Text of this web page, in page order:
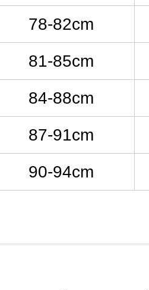
78-82cm
81-85cm
84-88cm
87-91cm
90-94cm